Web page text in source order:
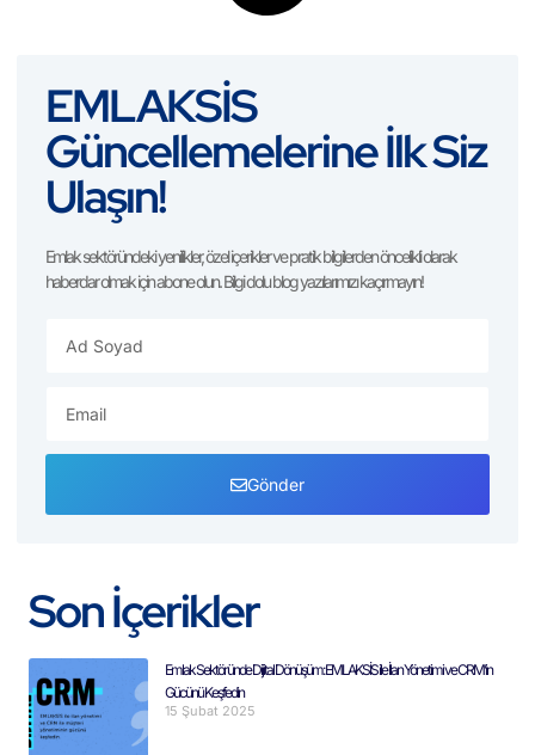
EMLAKSİS
Güncellemelerine İlk Siz
Ulaşın!
Emlak sektöründeki yenilikler, özel içerikler ve pratik bilgilerden öncelikli olarak
haberdar olmak için abone olun. Bilgi dolu blog yazılarımızı kaçırmayın!
Gönder
Son İçerikler
Emlak Sektöründe Dijital Dönüşüm: EMLAKSİS ile İlan Yönetimi ve CRM’in
Gücünü Keşfedin
15 Şubat 2025